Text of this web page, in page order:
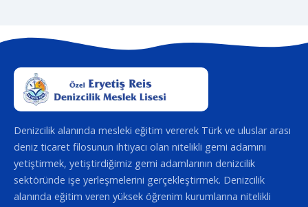
Denizcilik alanında mesleki eğitim vererek Türk ve uluslar arası
deniz ticaret filosunun ihtiyacı olan nitelikli gemi adamını
yetiştirmek, yetiştirdiğimiz gemi adamlarının denizcilik
sektöründe işe yerleşmelerini gerçekleştirmek. Denizcilik
alanında eğitim veren yüksek öğrenim kurumlarına nitelikli